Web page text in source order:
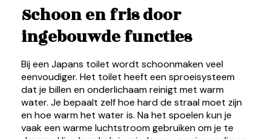
Schoon en fris door
ingebouwde functies
Bij een Japans toilet wordt schoonmaken veel
eenvoudiger. Het toilet heeft een sproeisysteem
dat je billen en onderlichaam reinigt met warm
water. Je bepaalt zelf hoe hard de straal moet zijn
en hoe warm het water is. Na het spoelen kun je
vaak een warme luchtstroom gebruiken om je te